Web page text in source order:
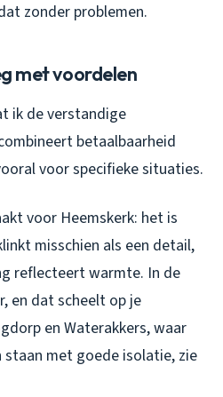
zonder problemen.
met voordelen
ik de verstandige
betaalbaarheid
voor specifieke situaties.
voor Heemskerk: het is
misschien als een detail,
reflecteert warmte. In de
en dat scheelt op je
en Waterakkers, waar
met goede isolatie, zie